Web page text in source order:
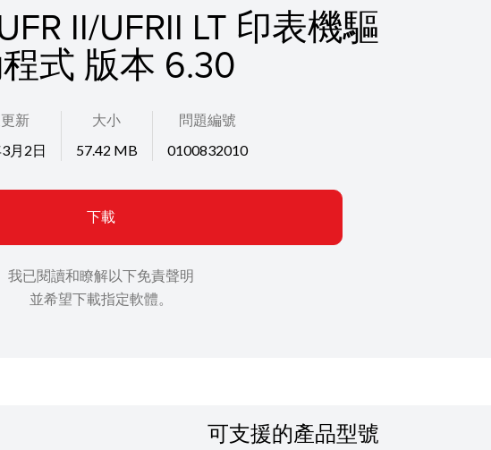
II/UFRII LT 印表機驅
式 版本 6.30
新
月2日
大小
57.42 MB
問題編號
0100832010
下載
我已閱讀和瞭解以下免責聲明
並希望下載指定軟體。
可支援的產品型號